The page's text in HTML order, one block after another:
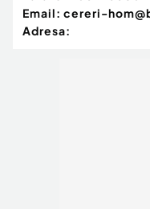
Email: cereri-
Adresa: